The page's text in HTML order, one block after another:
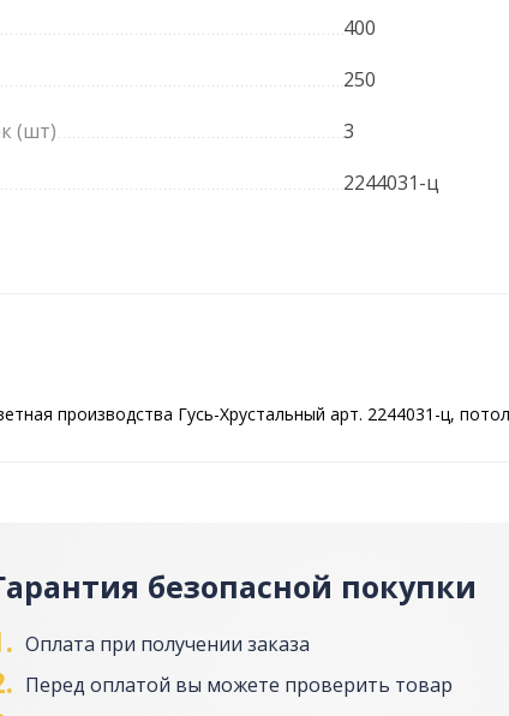
400
250
(шт)
3
2244031-ц
производства Гусь-Хрустальный арт. 2244031-ц,
безопасной покупки
Оплата при получении заказа
Перед оплатой вы можете проверить товар